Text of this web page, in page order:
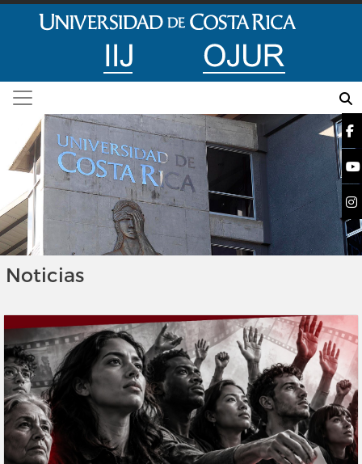
Pasar al contenido principal
Instituto de Investigaciones Jurídicas, UCR
Noticias